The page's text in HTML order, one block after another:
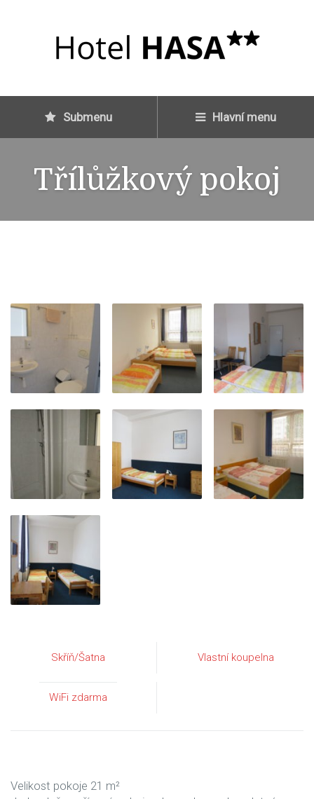
Submenu Hlavní menu
Třílůžkový pokoj
Skříň/Šatna Vlastní koupelna
WiFi zdarma
Velikost pokoje 21 m²